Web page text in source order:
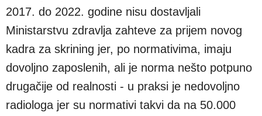
2017. do 2022. godine nisu dostavljali
Ministarstvu zdravlja zahteve za prijem novog
kadra za skrining jer, po normativima, imaju
dovoljno zaposlenih, ali je norma nešto potpuno
drugačije od realnosti - u praksi je nedovoljno
radiologa jer su normativi takvi da na 50.000